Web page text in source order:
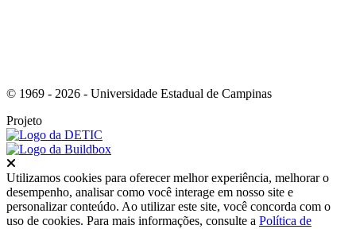
© 1969 - 2026 - Universidade Estadual de Campinas
Projeto
Utilizamos cookies para oferecer melhor experiência, melhorar o
desempenho, analisar como você interage em nosso site e
personalizar conteúdo. Ao utilizar este site, você concorda com o
uso de cookies. Para mais informações, consulte a Política de